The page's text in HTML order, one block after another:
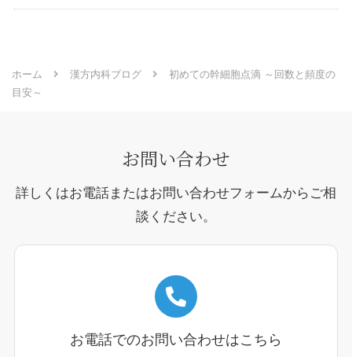
ホーム 漢方内科ブログ
初めての幹細胞点滴 ～回数と頻度の
目安～
お問い合わせ
詳しくはお電話またはお問い合わせフォームからご相
談ください。
お電話でのお問い合わせはこちら